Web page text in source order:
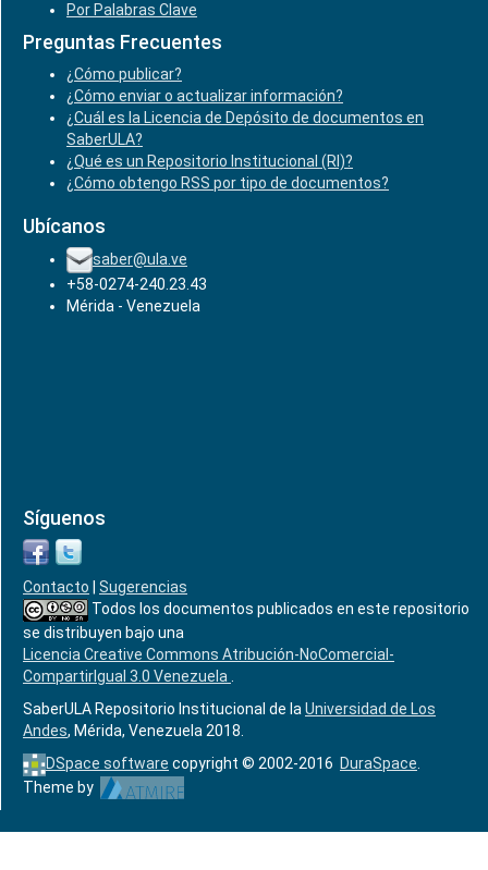
Por Palabras Clave
Preguntas Frecuentes
¿Cómo publicar?
¿Cómo enviar o actualizar información?
¿Cuál es la Licencia de Depósito de documentos en
SaberULA?
¿Qué es un Repositorio Institucional (RI)?
¿Cómo obtengo RSS por tipo de documentos?
Ubícanos
saber@ula.ve
+58-0274-240.23.43
Mérida - Venezuela
Síguenos
Contacto
Sugerencias
Todos los documentos publicados en este repositorio
se distribuyen bajo una
Licencia Creative Commons Atribución-NoComercial-
CompartirIgual 3.0 Venezuela
SaberULA Repositorio Institucional de la Universidad de Los
Andes, Mérida, Venezuela 2018.
DSpace software copyright © 2002-2016 DuraSpace
Theme by